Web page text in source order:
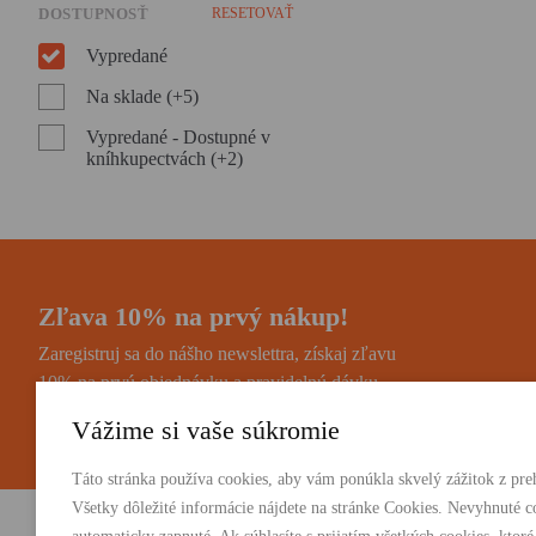
DOSTUPNOSŤ RESETOVAŤ
Vypredané
Na sklade (+5)
Vypredané - Dostupné v
kníhkupectvách (+2)
Zľava 10% na prvý nákup!
Zaregistruj sa do nášho newslettra, získaj zľavu
10% na prvú objednávku a pravidelnú dávku
Vážime si vaše súkromie
Táto stránka používa cookies, aby vám ponúkla skvelý zážitok z
Všetky dôležité informácie nájdete na stránke Cookies. Nevyhnuté